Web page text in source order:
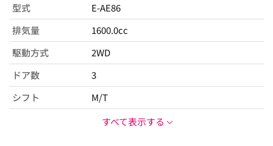
型式
E-AE86
排気量
1600.0cc
駆動方式
2WD
ドア数
3
シフト
M/T
すべて表示する